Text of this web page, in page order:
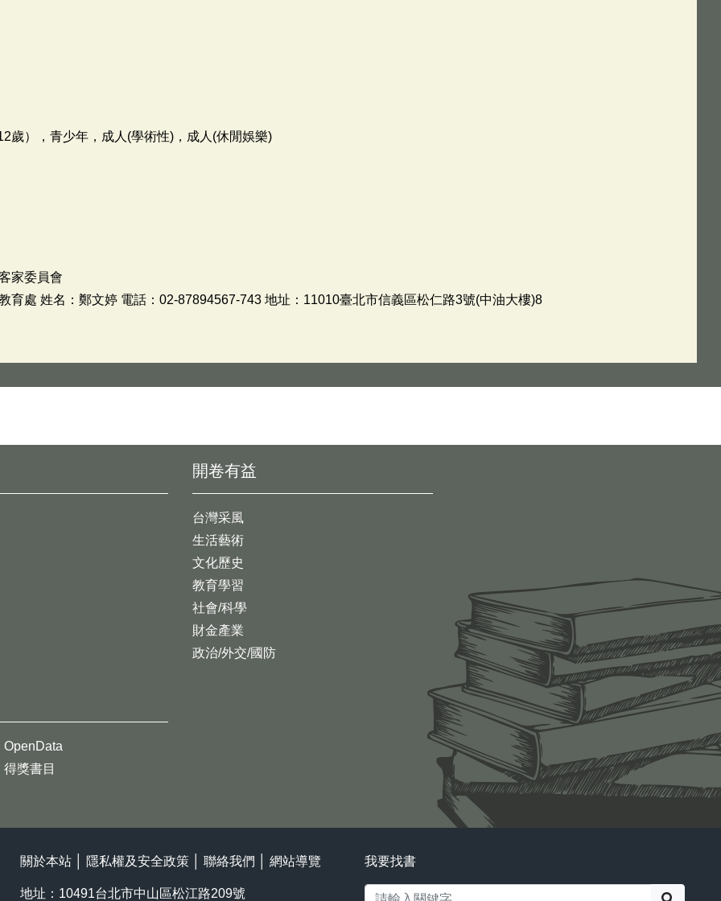
歲），青少年，成人(學術性)，成人(休閒娛樂)
家委員會
育處 姓名：鄭文婷 電話：02-87894567-743 地址：11010臺北市信義區松仁路3號(中油大樓)8
開卷有益
台灣采風
生活藝術
文化歷史
教育學習
社會/科學
財金產業
政治/外交/國防
OpenData
得獎書目
關於本站 隱私權及安全政策 聯絡我們 網站導覽
地址：10491台北市中山區松江路209號
我要找書